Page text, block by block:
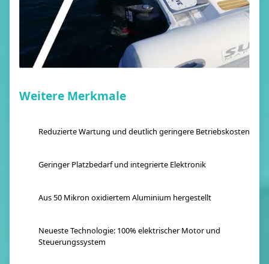
Weitere Merkmale
Reduzierte Wartung und deutlich geringere Betriebskosten
Geringer Platzbedarf und integrierte Elektronik
Aus 50 Mikron oxidiertem Aluminium hergestellt
Neueste Technologie: 100% elektrischer Motor und
Steuerungssystem